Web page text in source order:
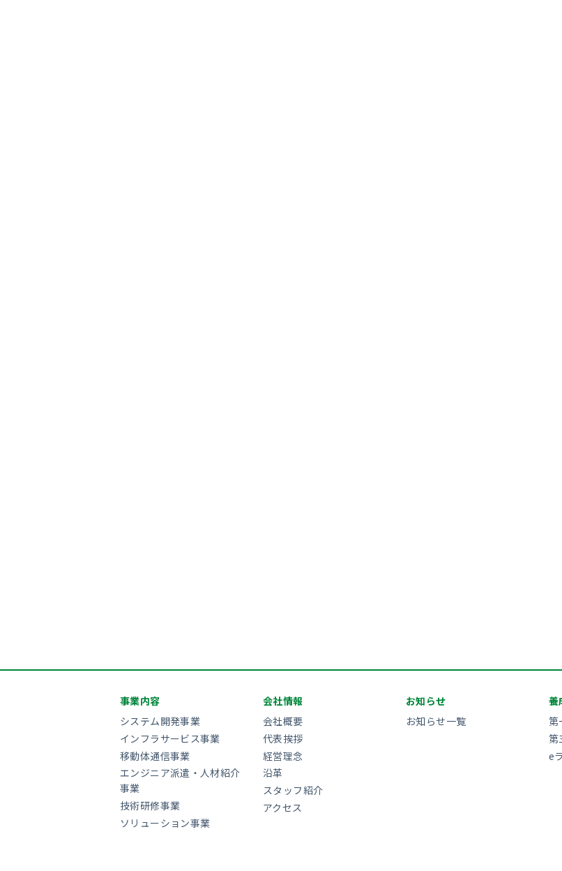
事業内容
システム開発事業
インフラサービス事業
移動体通信事業
エンジニア派遣・人材紹介
事業
技術研修事業
ソリューション事業
会社情報
会社概要
代表挨拶
経営理念
沿革
スタッフ紹介
アクセス
お知らせ
お知らせ一覧
養
第
第
e